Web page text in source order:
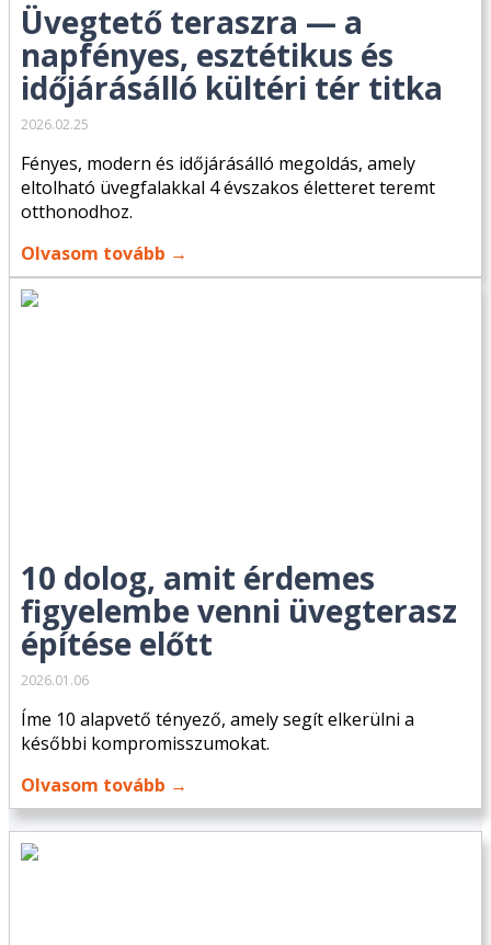
Üvegtető teraszra — a
napfényes, esztétikus és
időjárásálló kültéri tér titka
2026.02.25
Fényes, modern és időjárásálló megoldás, amely
eltolható üvegfalakkal 4 évszakos életteret teremt
otthonodhoz.
Olvasom tovább →
10 dolog, amit érdemes
figyelembe venni üvegterasz
építése előtt
2026.01.06
Íme 10 alapvető tényező, amely segít elkerülni a
későbbi kompromisszumokat.
Olvasom tovább →